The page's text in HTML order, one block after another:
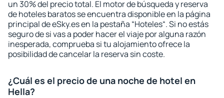
un 30% del precio total. El motor de búsqueda y reserva
de hoteles baratos se encuentra disponible en la página
principal de eSky.es en la pestaña “Hoteles“. Si no estás
seguro de si vas a poder hacer el viaje por alguna razón
inesperada, comprueba si tu alojamiento ofrece la
posibilidad de cancelar la reserva sin coste.
¿Cuál es el precio de una noche de hotel en
Hella?